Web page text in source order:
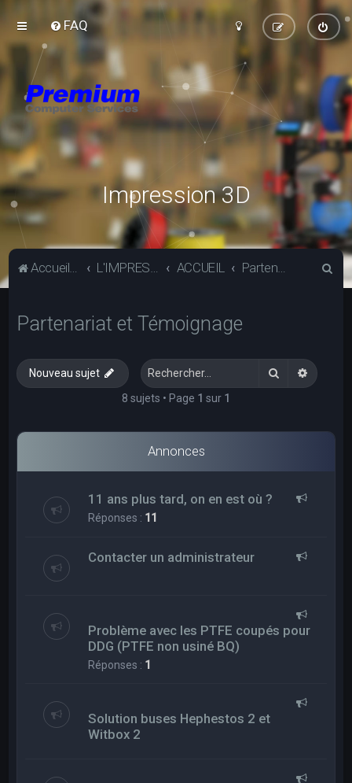
FAQ
Impression 3D
Accueil du forum L'IMPRESSION 3D ACCUEIL Partenariat et Témoignage
Partenariat et Témoignage
Nouveau sujet Rechercher
8 sujets • Page 1 sur 1
Annonces
11 ans plus tard, on en est où ?
Réponses : 11
Contacter un administrateur
Problème avec les PTFE coupés pour
DDG (PTFE non usiné BQ)
Réponses : 1
Solution buses Hephestos 2 et
Witbox 2